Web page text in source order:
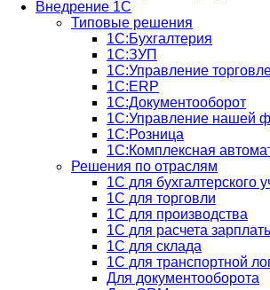
Внедрение 1С
Типовые решения
1С:Бухгалтерия
1С:ЗУП
1С:Управление
1С:ERP
1C:Документооборот
1С:Управление нашей
1С:Розница
1С:Комплексная
Решения по отраслям
1С для бухгалтерского
1С для торговли
1С для производства
1C для расчета
1С для склада
1С для транспортной
Для документооборота